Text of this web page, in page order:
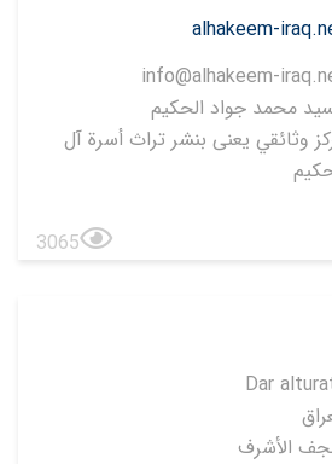
alhakeem-
info@alhakeem-
محمد جواد الحكيم
وثائقي يعنى بنشر تراث أسرة آل
3065
Dar
الأشرف